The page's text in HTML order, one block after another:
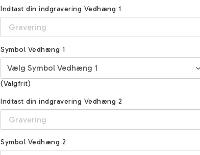
Indtast din indgravering Vedhæng 1
Symbol Vedhæng 1
(Valgfrit)
Indtast din indgravering Vedhæng 2
Symbol Vedhæng 2